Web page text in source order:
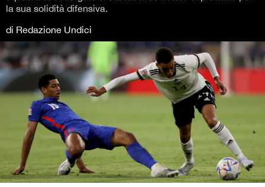
la sua solidità difensiva.
di Redazione Undici